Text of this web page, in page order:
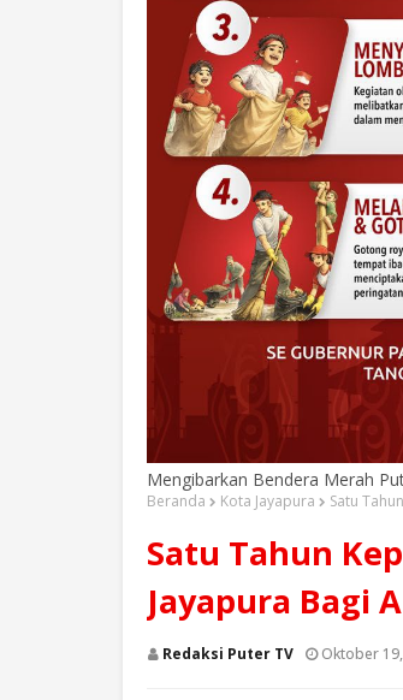
Mengibarkan Bendera Merah
Beranda Kota Jayapura Satu
Satu Tahun
Jayapura Bagi
Redaksi Puter TV Oktober